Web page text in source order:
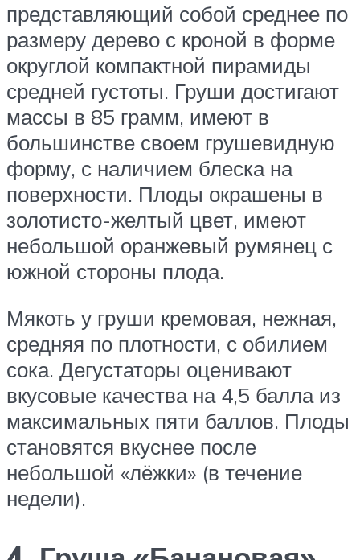
представляющий собой среднее по
размеру дерево с кроной в форме
округлой компактной пирамиды
средней густоты. Груши достигают
массы в 85 грамм, имеют в
большинстве своем грушевидную
форму, с наличием блеска на
поверхности. Плоды окрашены в
золотисто-желтый цвет, имеют
небольшой оранжевый румянец с
южной стороны плода.
Мякоть у груши кремовая, нежная,
средняя по плотности, с обилием
сока. Дегустаторы оценивают
вкусовые качества на 4,5 балла из
максимальных пяти баллов. Плоды
становятся вкуснее после
небольшой «лёжки» (в течение
недели).